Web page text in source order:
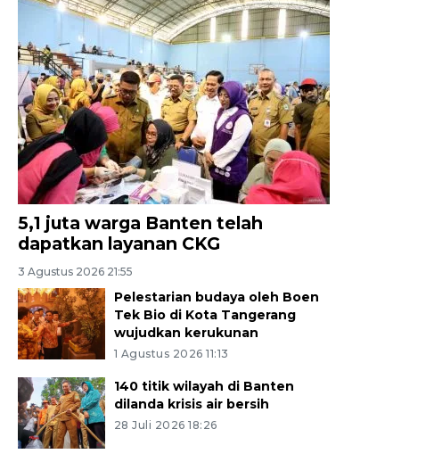
5,1 juta warga Banten telah
dapatkan layanan CKG
3 Agustus 2026 21:55
Pelestarian budaya oleh Boen
Tek Bio di Kota Tangerang
wujudkan kerukunan
1 Agustus 2026 11:13
140 titik wilayah di Banten
dilanda krisis air bersih
28 Juli 2026 18:26